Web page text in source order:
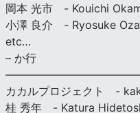
岡本 光市 - Kouichi
小澤 良介 - Ryosuke
etc…
– か行
カカルプロジェクト -
桂 秀年 - Katura